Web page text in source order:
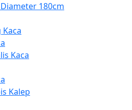
180cm
Kaca
Kalep